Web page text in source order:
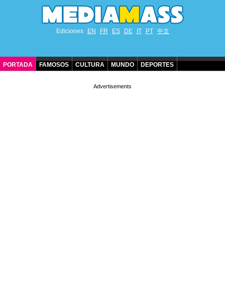
Ediciones EN FR ES DE IT PT 中文
PORTADA FAMOSOS CULTURA MUNDO DEPORTES